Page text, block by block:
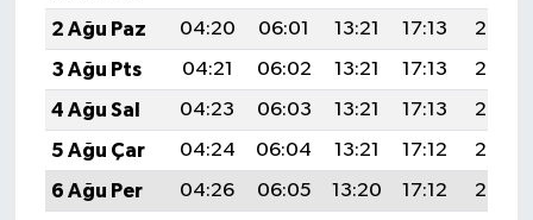
2 Ağu Paz
04:20 06:01 13:21 17:13
20:30
3 Ağu Pts
04:21 06:02 13:21 17:13
20:29
4 Ağu Sal
04:23 06:03 13:21 17:13
20:28
5 Ağu Çar
04:24 06:04 13:21 17:12
20:27
6 Ağu Per
04:26 06:05 13:20 17:12
20:26